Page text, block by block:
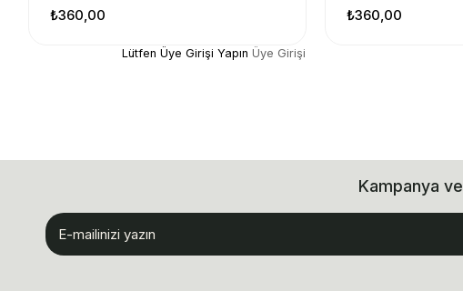
₺360,00 ₺360,00
Lütfen Üye Girişi Yapın Üye Girişi
Kampanya